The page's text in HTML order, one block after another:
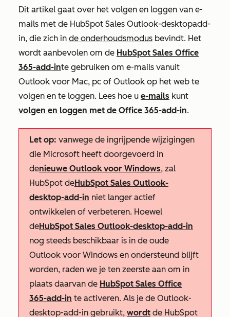
Dit artikel gaat over het volgen en loggen van e-
mails met de HubSpot Sales Outlook-desktopadd-
in, die zich in de onderhoudsmodus bevindt. Het
wordt aanbevolen om de HubSpot Sales Office
365-add-inte gebruiken om e-mails vanuit
Outlook voor Mac, pc of Outlook op het web te
volgen en te loggen. Lees hoe u e-mails kunt
volgen en loggen met de Office 365-add-in.
Let op: vanwege de ingrijpende wijzigingen
die Microsoft heeft doorgevoerd in
denieuwe Outlook voor Windows, zal
HubSpot deHubSpot Sales Outlook-
desktop-add-in niet langer actief
ontwikkelen of verbeteren. Hoewel
deHubSpot Sales Outlook-desktop-add-in
nog steeds beschikbaar is in de oude
Outlook voor Windows en ondersteund blijft
worden, raden we je ten zeerste aan om in
plaats daarvan de HubSpot Sales Office
365-add-in te activeren. Als je de Outlook-
desktop-add-in gebruikt, wordt de HubSpot